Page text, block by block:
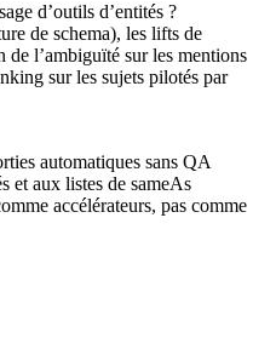
d’outils d’entités ?
de schema), les lifts de
l’ambiguïté sur les mentions
sur les sujets pilotés par
automatiques sans QA
et aux listes de sameAs
accélérateurs, pas comme